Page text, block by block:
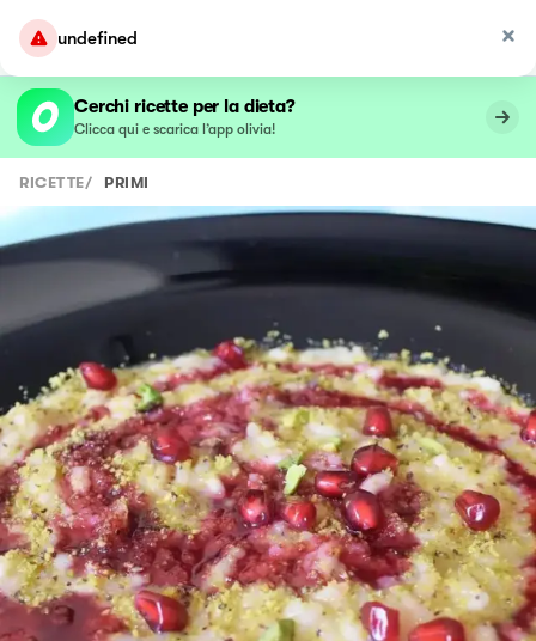
undefined
Cerchi ricette per la dieta?
Clicca qui e scarica l’app olivia!
RICETTE/ PRIMI